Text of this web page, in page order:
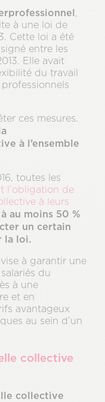
,
à une loi de
Cette loi a été
entre les
Elle avait
du travail
ces mesures.
à l’ensemble
toutes les
l’obligation de
à leurs
au moins 50 %
un certain
la loi.
à garantir une
du
à une
et en
avantageux
au sein d’un
collective
collective